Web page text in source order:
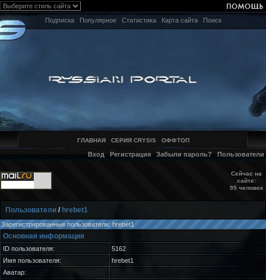
Подписка Популярное Статистика Карта сайта Поиск
ГЛАВНАЯ СЕРИЯ CRYSIS ОФФТОП
Вход Регистрация Забыли пароль? Пользователи
Сейчас на
сайте:
95 человек
Пользователи / hrebet1
Зарегистрированные пользователи: hrebet1
Основная информация
ID пользователя:
5162
Имя пользователя:
hrebet1
Аватар: